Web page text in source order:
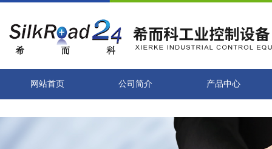
网站首页 公司简介 产品中心